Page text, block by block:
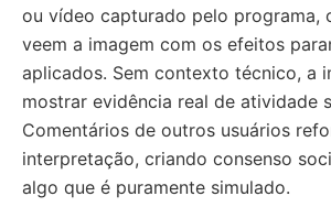
ou vídeo capturado pelo programa,
veem a imagem com os efeitos
aplicados. Sem contexto técnico, a
mostrar evidência real de atividade
Comentários de outros usuários
interpretação, criando consenso
algo que é puramente simulado.